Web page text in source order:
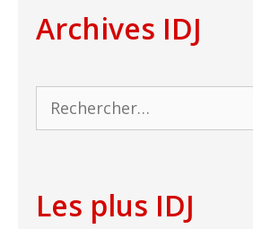
Archives IDJ
Rechercher :
Les plus IDJ